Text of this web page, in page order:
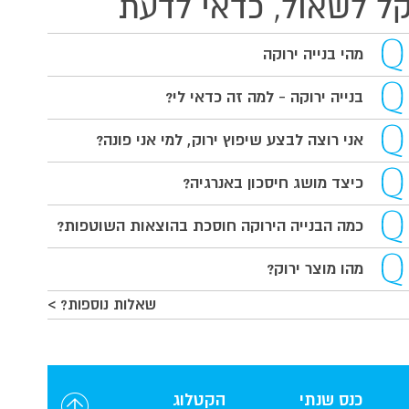
מהי בנייה ירוקה
בנייה ירוקה - למה זה כדאי לי?
אני רוצה לבצע שיפוץ ירוק, למי אני פונה?
כיצד מושג חיסכון באנרגיה?
כמה הבנייה הירוקה חוסכת בהוצאות השוטפות?
מהו מוצר ירוק?
שאלות נוספות? >
כנס שנתי הקטלוג